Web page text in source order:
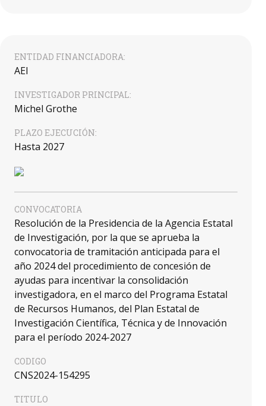
ENTIDAD FINANCIADORA:
AEI
INVESTIGADOR PRINCIPAL:
Michel Grothe
PLAZO EJECUCIÓN:
Hasta 2027
CONVOCATORIA
Resolución de la Presidencia de la Agencia Estatal
de Investigación, por la que se aprueba la
convocatoria de tramitación anticipada para el
año 2024 del procedimiento de concesión de
ayudas para incentivar la consolidación
investigadora, en el marco del Programa Estatal
de Recursos Humanos, del Plan Estatal de
Investigación Científica, Técnica y de Innovación
para el período 2024-2027
CODIGO
CNS2024-154295
TITULO